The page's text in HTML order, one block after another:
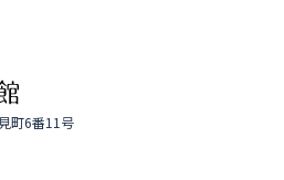
町6番11号